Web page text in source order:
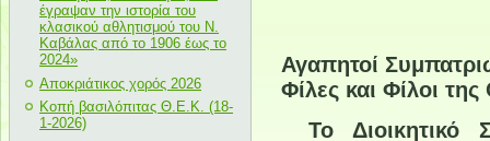
έγραψαν την ιστορία του
κλασικού αθλητισμού του Ν.
Καβάλας από το 1906 έως το
2024»
Αποκριάτικος χορός 2026
Κοπή βασιλόπιτας Θ.Ε.Κ. (18-
1-2026)
Αγαπητοί
Φίλες και Φίλοι
Το